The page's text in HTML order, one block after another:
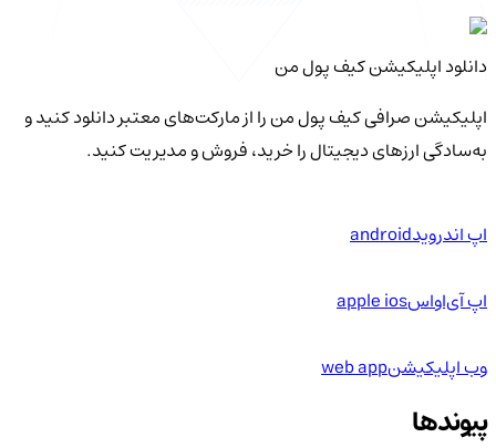
دانلود اپلیکیشن کیف‌ پول من
اپلیکیشن صرافی کیف پول من را از مارکت‌های معتبر دانلود کنید و
به‌سادگی ارزهای دیجیتال را خرید، فروش و مدیریت کنید.
اپ اندرویدandroid
اپ آی‌او‌اسapple ios
وب اپلیکیشنweb app
پیوندها